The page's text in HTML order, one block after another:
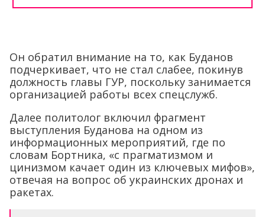
Он обратил внимание на то, как Буданов
подчеркивает, что не стал слабее, покинув
должность главы ГУР, поскольку занимается
организацией работы всех спецслужб.
Далее политолог включил фрагмент
выступления Буданова на одном из
информационных мероприятий, где по
словам Бортника, «с прагматизмом и
цинизмом качает один из ключевых мифов»,
отвечая на вопрос об украинских дронах и
ракетах.